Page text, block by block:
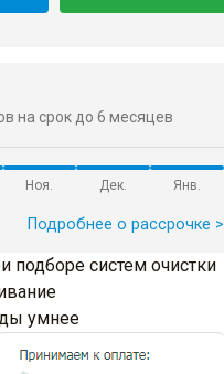
на срок до 6 месяцев
Ноя. Дек. Янв.
Подробнее о рассрочке >
подборе систем очистки
умнее